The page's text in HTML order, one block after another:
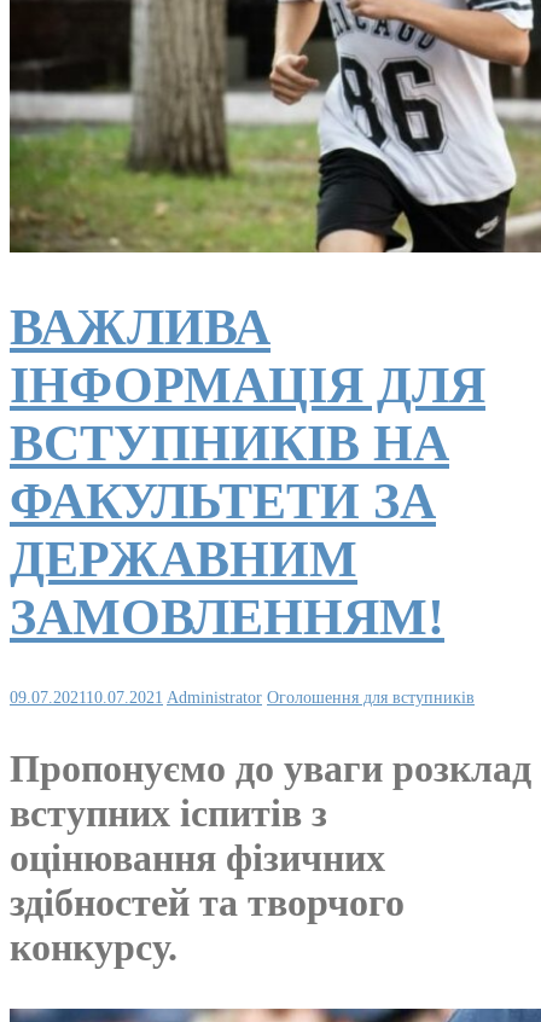
ВАЖЛИВА
ІНФОРМАЦІЯ ДЛЯ
ВСТУПНИКІВ НА
ФАКУЛЬТЕТИ ЗА
ДЕРЖАВНИМ
ЗАМОВЛЕННЯМ!
09.07.202110.07.2021 Administrator Оголошення для вступників
Пропонуємо до уваги розклад
вступних іспитів з
оцінювання фізичних
здібностей та творчого
конкурсу.